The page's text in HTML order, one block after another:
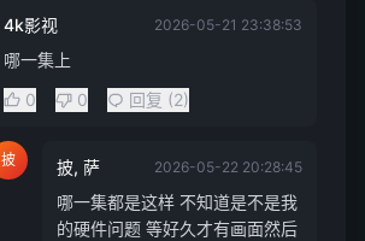
4k影视 2026-05-21 23:38:53
哪一集上
0
0 回复 (2)
披 披, 萨 2026-05-22 20:28:45
哪一集都是这样 不知道是不是我
的硬件问题 等好久才有画面然后